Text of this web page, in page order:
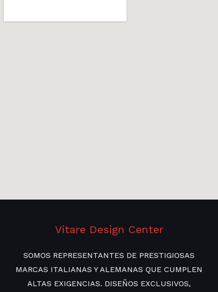
Vitare Design Center
SOMOS REPRESENTANTES DE PRESTIGIOSAS
MARCAS ITALIANAS Y ALEMANAS QUE CUMPLEN
ALTAS EXIGENCIAS. DISEÑOS EXCLUSIVOS,